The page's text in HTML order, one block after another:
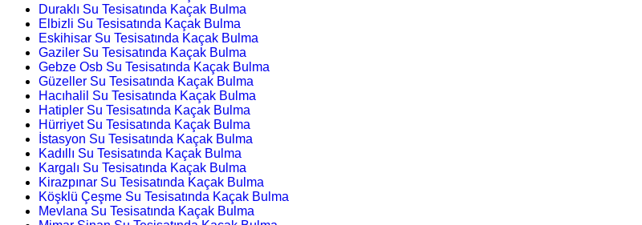
Duraklı Su Tesisatında Kaçak Bulma
Elbizli Su Tesisatında Kaçak Bulma
Eskihisar Su Tesisatında Kaçak Bulma
Gaziler Su Tesisatında Kaçak Bulma
Gebze Osb Su Tesisatında Kaçak Bulma
Güzeller Su Tesisatında Kaçak Bulma
Hacıhalil Su Tesisatında Kaçak Bulma
Hatipler Su Tesisatında Kaçak Bulma
Hürriyet Su Tesisatında Kaçak Bulma
İstasyon Su Tesisatında Kaçak Bulma
Kadıllı Su Tesisatında Kaçak Bulma
Kargalı Su Tesisatında Kaçak Bulma
Kirazpınar Su Tesisatında Kaçak Bulma
Köşklü Çeşme Su Tesisatında Kaçak Bulma
Mevlana Su Tesisatında Kaçak Bulma